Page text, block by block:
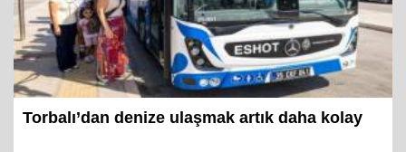
Torbalı’dan denize ulaşmak artık daha kolay